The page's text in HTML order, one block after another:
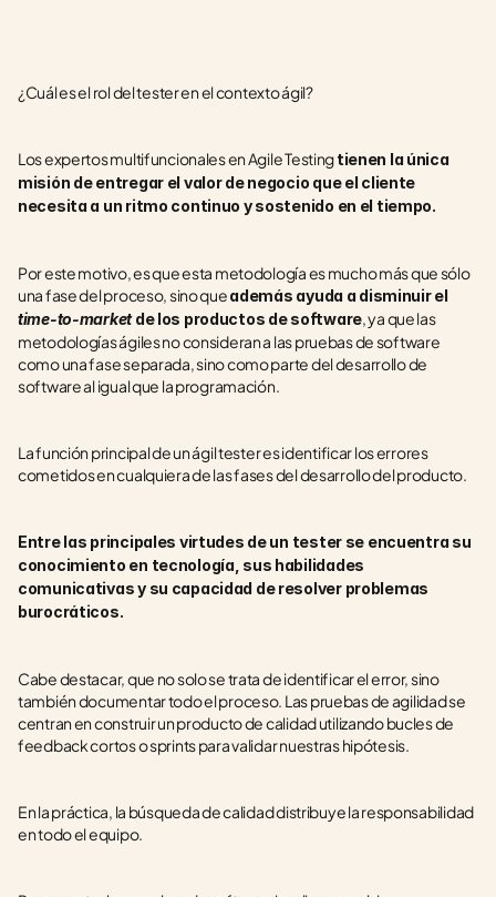
¿Cuál es el rol del tester en el contexto ágil?
Los expertos multifuncionales en Agile Testing tienen la única
misión de entregar el valor de negocio que el cliente
necesita a un ritmo continuo y sostenido en el tiempo.
Por este motivo, es que esta metodología es mucho más que sólo
una fase del proceso, sino que
time-to-market de los productos de software, ya que las
metodologías ágiles no consideran a las pruebas de software
como una fase separada, sino como parte del desarrollo de
software al igual que la programación.
La función principal de un ágil tester es identificar los errores
cometidos en cualquiera de las fases del desarrollo del producto.
Entre las principales virtudes de un tester se encuentra su
conocimiento en tecnología, sus habilidades
comunicativas y su capacidad de resolver problemas
burocráticos.
Cabe destacar, que no solo se trata de identificar el error, sino
también documentar todo el proceso. Las pruebas de agilidad se
centran en construir un producto de calidad utilizando bucles de
feedback cortos o sprints para validar nuestras hipótesis.
En la práctica, la búsqueda de calidad distribuye la responsabilidad
en todo el equipo.